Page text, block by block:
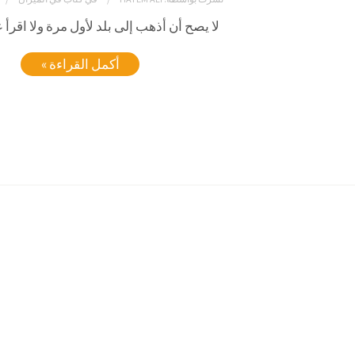
لا يصح أن أذهب إلى بلد لأول مرة ولا
أكمل القراءة »